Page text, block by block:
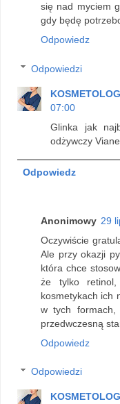
się nad myciem
gdy będę
Odpowiedz
Odpowiedzi
07:00
Glinka jak
odżywczy
Odpowiedz
Anonimowy 29
Oczywiście
Ale przy okazji
która chce
że tylko
kosmetykach ich
w tych formach,
przedwczesną
Odpowiedz
Odpowiedzi